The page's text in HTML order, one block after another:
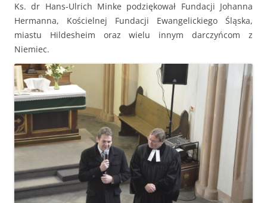
Ks. dr Hans-Ulrich Minke podziękował Fundacji Johanna
Hermanna, Kościelnej Fundacji Ewangelickiego Śląska,
miastu Hildesheim oraz wielu innym darczyńcom z
Niemiec.